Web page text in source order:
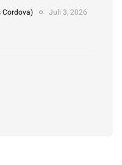
Cordova)
Juli 3, 2026